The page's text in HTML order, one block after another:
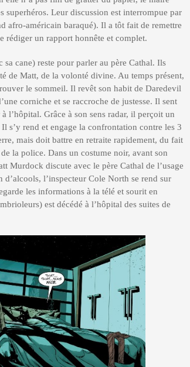
superhéros. Leur discussion est interrompue par
afro-américain baraqué). Il a tôt fait de remettre
rédiger un rapport honnête et complet.
cane) reste pour parler au père Cathal. Ils
de Matt, de la volonté divine. Au temps présent,
le sommeil. Il revêt son habit de Daredevil
corniche et se raccroche de justesse. Il sent
l’hôpital. Grâce à son sens radar, il perçoit un
s’y rend et engage la confrontation contre les 3
mais doit battre en retraite rapidement, du fait
la police. Dans un costume noir, avant son
Murdock discute avec le père Cathal de l’usage
l’inspecteur Cole North se rend sur
les informations à la télé et sourit en
est décédé à l’hôpital des suites de